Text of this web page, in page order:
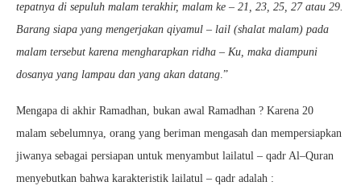
tepatnya di sepuluh malam terakhir, malam ke – 21, 23, 25, 27 atau 29.
Barang siapa yang mengerjakan qiyamul – lail (shalat malam) pada
malam tersebut karena mengharapkan ridha – Ku, maka diampuni
dosanya yang lampau dan yang akan datang.”
Mengapa di akhir Ramadhan, bukan awal Ramadhan ? Karena 20
malam sebelumnya, orang yang beriman mengasah dan mempersiapkan
jiwanya sebagai persiapan untuk menyambut lailatul – qadr Al–Quran
menyebutkan bahwa karakteristik lailatul – qadr adalah :